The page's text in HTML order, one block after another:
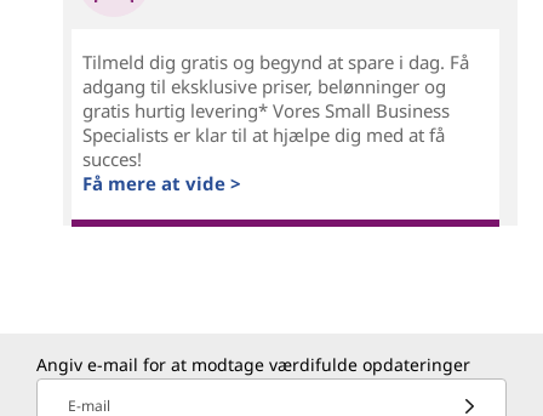
Tilmeld dig gratis og begynd at spare i dag. Få
adgang til eksklusive priser, belønninger og
gratis hurtig levering* Vores Small Business
Specialists er klar til at hjælpe dig med at få
succes!
Få mere at vide >
Angiv e-mail for at modtage værdifulde opdateringer
E-mail